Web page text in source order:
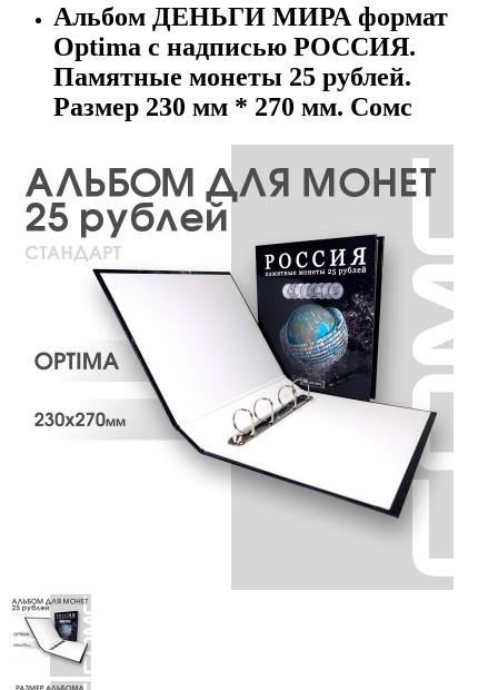
Альбом ДЕНЬГИ МИРА формат
Optima с надписью РОССИЯ.
Памятные монеты 25 рублей.
Размер 230 мм * 270 мм. Сомс